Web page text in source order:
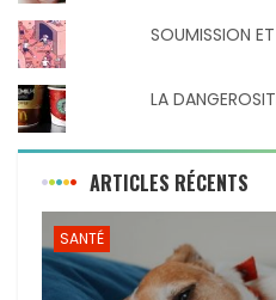
SOUMISSION
LA
ARTICLES RÉCENTS
SANTÉ